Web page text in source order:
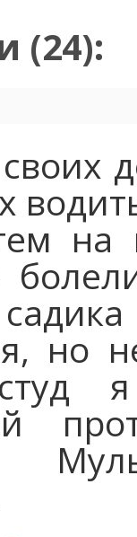
(24):
но